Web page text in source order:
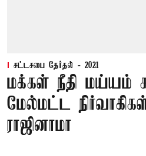
சட்டசபை தேர்தல் - 2021
மக்கள் நீதி மய்யம்
மேல்மட்ட
ராஜினாமா